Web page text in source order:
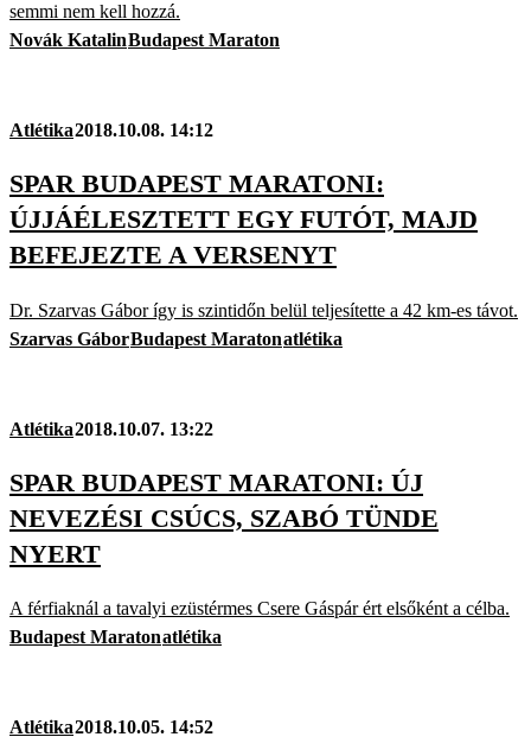
semmi nem kell hozzá.
Novák KatalinBudapest Maraton
Atlétika2018.10.08. 14:12
SPAR BUDAPEST MARATONI:
ÚJJÁÉLESZTETT EGY FUTÓT, MAJD
BEFEJEZTE A VERSENYT
Dr. Szarvas Gábor így is szintidőn belül teljesítette a 42 km-es távot.
Szarvas GáborBudapest Maratonatlétika
Atlétika2018.10.07. 13:22
SPAR BUDAPEST MARATONI: ÚJ
NEVEZÉSI CSÚCS, SZABÓ TÜNDE
NYERT
A férfiaknál a tavalyi ezüstérmes Csere Gáspár ért elsőként a célba.
Budapest Maratonatlétika
Atlétika2018.10.05. 14:52